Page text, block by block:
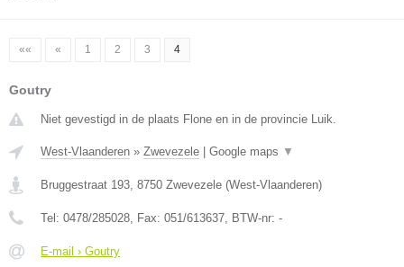
«« « 1 2 3 4
Goutry
Niet gevestigd in de plaats Flone en in de provincie Luik.
West-Vlaanderen » Zwevezele Google maps ▼
Bruggestraat 193, 8750 Zwevezele (West-Vlaanderen)
Tel: 0478/285028, Fax: 051/613637, BTW-nr: -
E-mail › Goutry